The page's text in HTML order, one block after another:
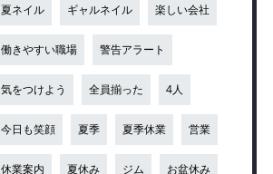
夏ネイル ギャルネイル 楽しい会社
働きやすい職場 警告アラート
気をつけよう 全員揃った 4人
今日も笑顔 夏季 夏季休業 営業
休業案内 夏休み ジム お盆休み